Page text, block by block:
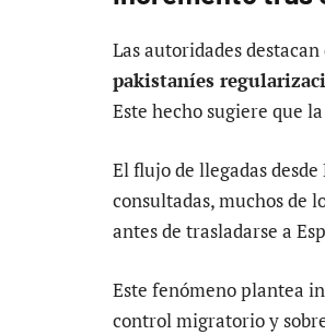
Las autoridades
pakistaníes
Este hecho sugiere que
El flujo de llegadas
consultadas, muchos de
antes de trasladarse a
Este fenómeno plantea
control migratorio y